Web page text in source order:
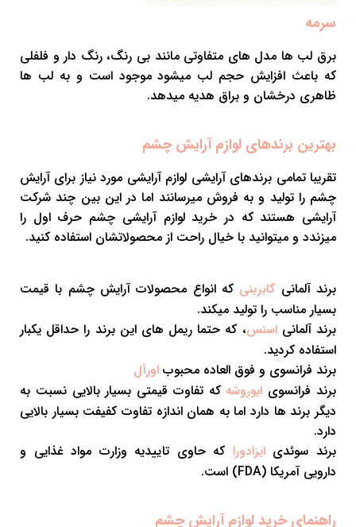
سرمه
برق لب ها مدل های متفاوتی مانند بی رنگ، رنگ دار و فلفلی
که باعث افزایش حجم لب میشود موجود است و به لب ها
ظاهری درخشان و براق هدیه میدهد.
بهترین برندهای لوازم آرایش چشم
تقریبا تمامی برندهای آرایشی لوازم آرایشی مورد نیاز برای آرایش
چشم را تولید و به فروش میرسانند اما در این بین چند شرکت
آرایشی هستند که در خرید لوازم آرایشی چشم حرف اول را
میزندد و میتوانید با خیال راحت از محصولاتشان استفاده کنید.
برند آلمانی گابرینی که انواع محصولات آرایش چشم با قیمت
بسیار مناسب را تولید میکند.
برند آلمانیاسنس، که حتما ریمل های این برند را حداقل یکبار
استفاده کردید.
برند فرانسوی و فوق العاده محبوب اورآل
برند فرانسوی ایوروشه که تفاوت قیمتی بسیار بالایی نسبت به
دیگر برند ها دارد اما به همان اندازه تفاوت کفیفت بسیار بالایی
دارد.
برند سوئدیایزادورا که حاوی تاییدیه وزارت مواد غذایی و
دارویی آمریکا (FDA) است.
راهنمای خرید لوازم آرایش چشم